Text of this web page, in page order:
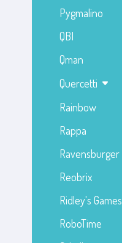
Pygmalino
QBI
Qman
Quercetti
Rainbow
Rappa
Ravensburger
Reobrix
Ridley's Games
RoboTime